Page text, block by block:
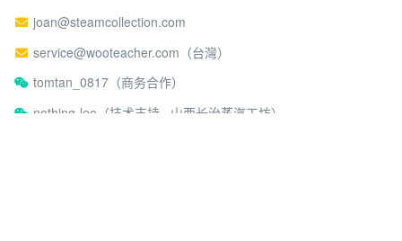
joan@steamcollection.com
service@wooteacher.com（台灣）
tomtan_0817（商务合作）
nothing-lee（技术支持 · 山西长治蒸汽工坊）